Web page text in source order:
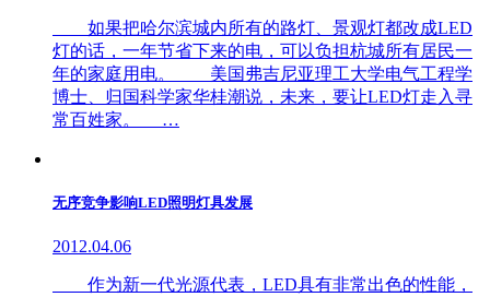
如果把哈尔滨城内所有的路灯、景观灯都改成LED
灯的话，一年节省下来的电，可以负担杭城所有居民一
年的家庭用电。 美国弗吉尼亚理工大学电气工程学
博士、归国科学家华桂潮说，未来，要让LED灯走入寻
常百姓家。 …
无序竞争影响LED照明灯具发展
2012.04.06
作为新一代光源代表，LED具有非常出色的性能，